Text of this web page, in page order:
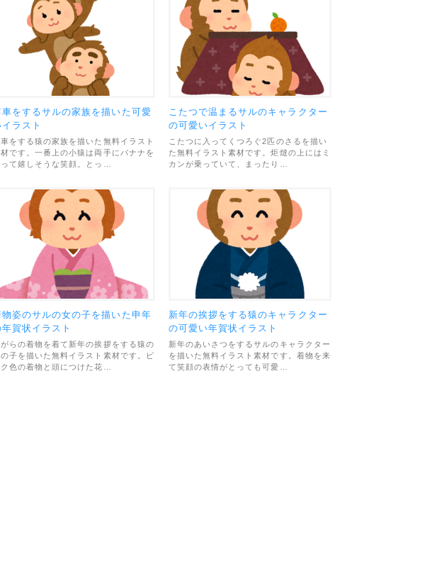
車をするサルの家族を描いた可愛
イラスト
車をする猿の家族を描いた無料イラスト
です。一番上の小猿は両手にバナナを
て嬉しそうな笑顔。とっ…
こたつで温まるサルのキャラクター
の可愛いイラスト
こたつに入ってくつろぐ2匹のさるを描い
た無料イラスト素材です。炬燵の上にはミ
カンが乗っていて、まったり…
物姿のサルの女の子を描いた申年
年賀状イラスト
らの着物を着て新年の挨拶をする猿の
子を描いた無料イラスト素材です。ピ
ク色の着物と頭につけた花…
新年の挨拶をする猿のキャラクター
の可愛い年賀状イラスト
新年のあいさつをするサルのキャラクター
を描いた無料イラスト素材です。着物を来
て笑顔の表情がとっても可愛…